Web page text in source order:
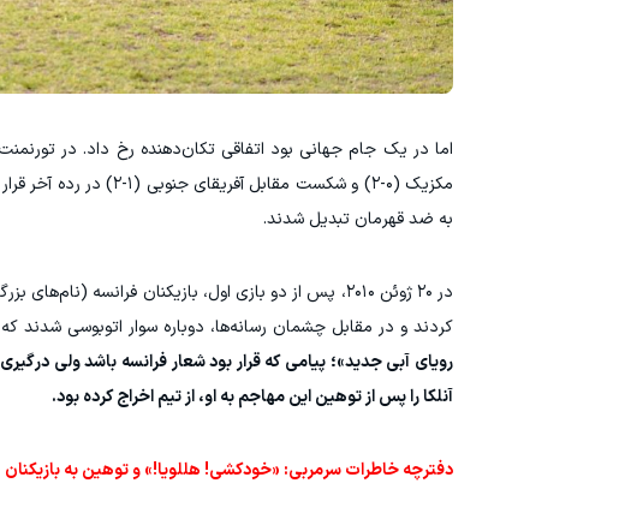
اما در یک جام جهانی بود اتفاقی تکان‌دهنده رخ داد. در تورنمنت ۲۰۱۰،
مکزیک (۰-۲) و شکست
به ضد قهرمان تبدیل شدند.
در ۲۰ ژوئن ۲۰۱۰، پس از دو بازی اول، بازیکنان فرانسه (نام‌های بزرگی چون
کردند و در مقابل چشمان رسانه‌ها، دوباره سوار اتوبوسی شدند
رویای آبی جدید»؛ پیامی که قرار بود شعار فرانسه باشد ولی
آنلکا را پس از توهین این مهاجم به او، از تیم اخراج کرده بود.
دفترچه خاطرات سرمربی: «خودکشی! هللویا!» و توهین به بازیکنان